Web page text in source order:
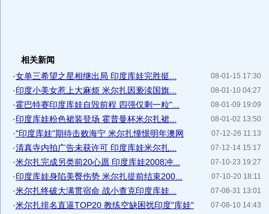
相关新闻
08-01-15 17:30
·女单三希望之星相继出局 印度库娃完胜挺...
08-01-10 04:27
·印度小美女惹上大麻烦 米尔扎因亵渎国旗...
08-01-09 19:09
·霍巴特赛印度库娃自毁前程 四强仅剩一粒"...
08-01-02 13:50
·印度库娃粉色裙装登场 霍普曼杯米尔扎裙...
07-12-26 11:13
·"印度库娃"期待击败海宁 米尔扎憧憬明年澳网
07-12-14 15:17
·清真寺内拍广告未获许可 印度库娃米尔扎...
07-10-23 19:27
·米尔扎完成另类前20心愿 印度库娃2008冲...
07-10-20 18:11
·印度库娃身陷美臀伤势 米尔扎提前结束200...
07-08-31 13:01
·米尔扎终破大满贯宿命 战小查克印度库娃...
07-08-10 14:43
·米尔扎排名直逼TOP20 教练空缺困扰印度"库娃"